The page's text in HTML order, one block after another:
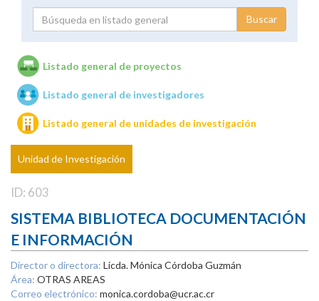
Unidades de investigación
Listado general de proyectos
Listado general de investigadores
Listado general de unidades de investigación
Unidad de Investigación
ID: 603
SISTEMA BIBLIOTECA DOCUMENTACIÓN
E INFORMACIÓN
Director o directora: Licda. Mónica Córdoba Guzmán
Área: OTRAS AREAS
Correo electrónico: monica.cordoba@ucr.ac.cr